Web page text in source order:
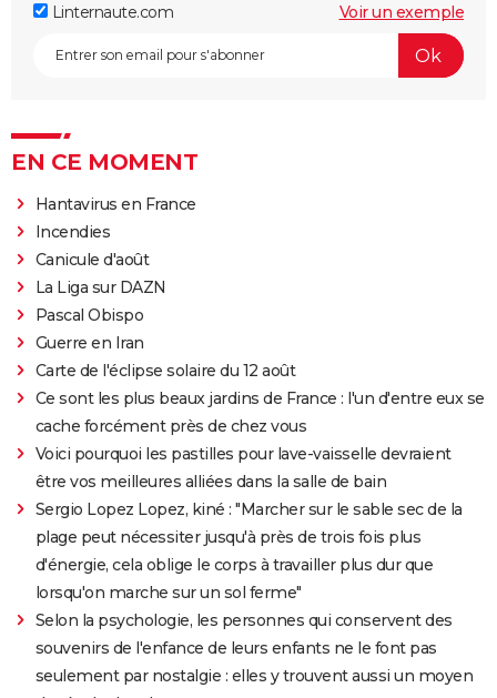
Linternaute.com Voir un exemple
EN CE MOMENT
Hantavirus en France
Incendies
Canicule d'août
La Liga sur DAZN
Pascal Obispo
Guerre en Iran
Carte de l'éclipse solaire du 12 août
Ce sont les plus beaux jardins de France : l'un d'entre eux se
cache forcément près de chez vous
Voici pourquoi les pastilles pour lave-vaisselle devraient
être vos meilleures alliées dans la salle de bain
Sergio Lopez Lopez, kiné : "Marcher sur le sable sec de la
plage peut nécessiter jusqu'à près de trois fois plus
d'énergie, cela oblige le corps à travailler plus dur que
lorsqu'on marche sur un sol ferme"
Selon la psychologie, les personnes qui conservent des
souvenirs de l'enfance de leurs enfants ne le font pas
seulement par nostalgie : elles y trouvent aussi un moyen